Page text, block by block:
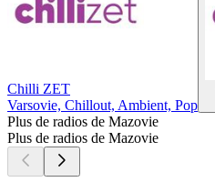
Chilli ZET
Varsovie, Chillout, Ambient, Pop
Plus de radios de Mazovie
Plus de radios de Mazovie